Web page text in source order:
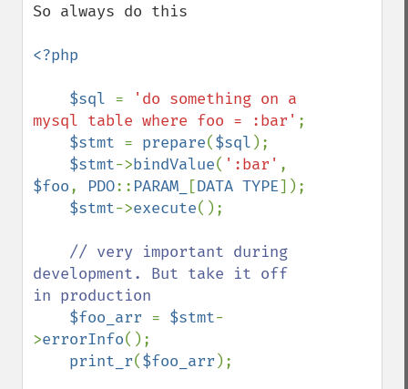
So always do this
<?php
    $sql
=
'do something on a
mysql table where foo = :bar' ;
$stmt = prepare($sql );
$stmt->bindValue( ':bar'
$foo, PDO:: PARAM_ [DATA TYPE]);
$stmt->execute();
// very important during
development. But take it off
in production
$foo_arr = $stmt-
>errorInfo();
print_r($foo_arr );